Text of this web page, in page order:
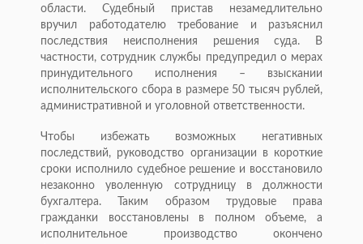
области. Судебный пристав незамедлительно
вручил работодателю требование и разъяснил
последствия неисполнения решения суда. В
частности, сотрудник службы предупредил о мерах
принудительного исполнения – взыскании
исполнительского сбора в размере 50 тысяч рублей,
административной и уголовной ответственности.
Чтобы избежать возможных негативных
последствий, руководство организации в короткие
сроки исполнило судебное решение и восстановило
незаконно уволенную сотрудницу в должности
бухгалтера. Таким образом трудовые права
гражданки восстановлены в полном объеме, а
исполнительное производство окончено